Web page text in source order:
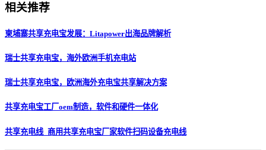
相关推荐
柬埔寨共享充电宝发展：Litapower出海品牌解析
瑞士共享充电宝，海外欧洲手机充电站
瑞士共享充电宝，欧洲海外充电宝共享解决方案
共享充电宝工厂oem制造，软件和硬件一体化
共享充电线_商用共享充电宝厂家软件扫码设备充电线